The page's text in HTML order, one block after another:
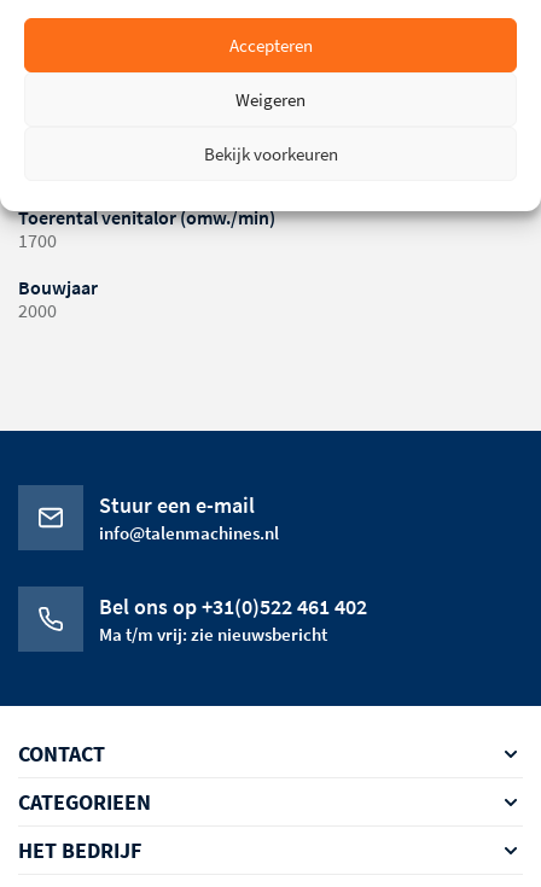
Accepteren
Weigeren
Bekijk voorkeuren
Technische specificaties
Afmetingen spuitwand (mm)
Motorvermogen ventilator (kw)
Toerental venitalor (omw./min)
1700
Bouwjaar
2000
Stuur een e-mail
info@talenmachines.nl
Bel ons op +31(0)522 461 402
Ma t/m vrij: zie nieuwsbericht
CONTACT
CATEGORIEEN
HET BEDRIJF